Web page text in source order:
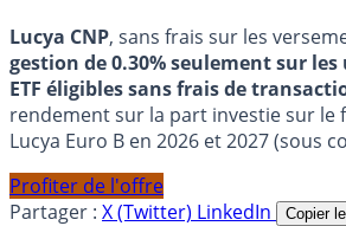
Lucya CNP, sans frais sur les
gestion de 0.30% seulement sur
ETF éligibles sans frais de
rendement sur la part investie sur le
Lucya Euro B en 2026 et 2027 (sous
Profiter de l'offre
Partager : X (Twitter) LinkedIn Copier